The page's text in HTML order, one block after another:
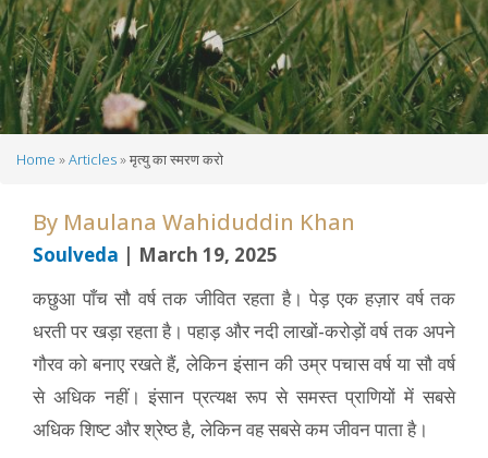
Home Articles मृत्यु का स्मरण करो
By Maulana Wahiduddin Khan
Soulveda | March 19, 2025
कछुआ पाँच सौ वर्ष तक जीवित रहता है। पेड़ एक हज़ार वर्ष तक
धरती पर खड़ा रहता है। पहाड़ और नदी लाखों-करोड़ों वर्ष तक अपने
गौरव को बनाए रखते हैं, लेकिन इंसान की उम्र पचास वर्ष या सौ वर्ष
से अधिक नहीं। इंसान प्रत्‍यक्ष रूप से समस्‍त प्राणियों में सबसे
अधिक शिष्ट और श्रेष्‍ठ है, लेकिन वह सबसे कम जीवन पाता है।